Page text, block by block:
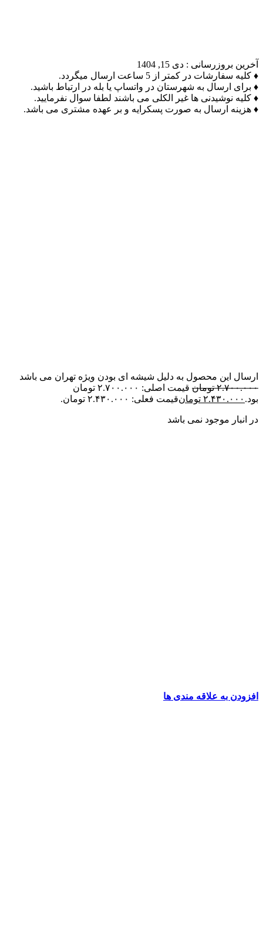
آخرین بروزرسانی : دی 15, 1404
♦ کلیه سفارشات در کمتر از 5 ساعت ارسال میگردد.
♦ برای ارسال به شهرستان در واتساپ یا بله در ارتباط باشید.
♦ کلیه نوشیدنی ها غیر الکلی می باشند لطفا سوال نفرمایید.
♦ هزینه ارسال به صورت پسکرایه و بر عهده مشتری می باشد.
ارسال این محصول به دلیل شیشه ای بودن ویژه تهران می باشد
۲.۷۰۰.۰۰۰ تومان
قیمت اصلی: ۲.۷۰۰.۰۰۰ تومان
بود. ۲.۴۳۰.۰۰۰ تومانقیمت فعلی: ۲.۴۳۰.۰۰۰ تومان.
در انبار موجود نمی باشد
افزودن به علاقه مندی ها